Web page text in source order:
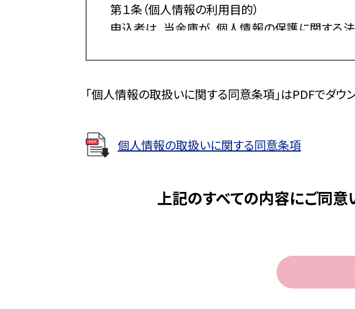
第１条（個人情報の利用目的）
申込者は、当金庫が、個人情報の保護に関する
１. 業務の内容
（１）預金業務、為替業務、両替業務、融資業務
（２）投信販売業務、保険販売業務、金融商品
（３）その他信用金庫が営むことができる業務
（３）預金取引や融資取引等における期日管理
（４）融資のお申込みや継続的なご利用等に際し
（５）適合性の原則等に照らした判断等、金融
「個人情報の取扱いに関する同意条項」はPDFでダウ
個人情報の取扱いに関する同意条項
上記のすべての内容にご同意